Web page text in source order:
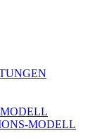
MODELL